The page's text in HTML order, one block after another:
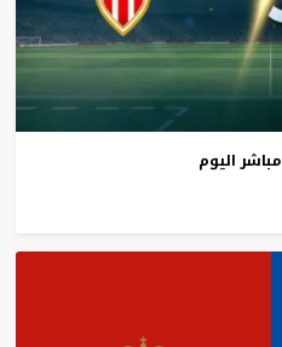
مباشر اليوم